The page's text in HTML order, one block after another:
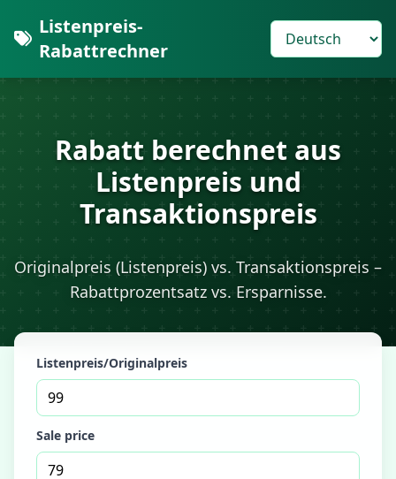
Listenpreis-
Rabattrechner
Rabatt berechnet aus
Listenpreis und
Transaktionspreis
Originalpreis (Listenpreis) vs. Transaktionspreis –
Rabattprozentsatz vs. Ersparnisse.
Listenpreis/Originalpreis
Sale price